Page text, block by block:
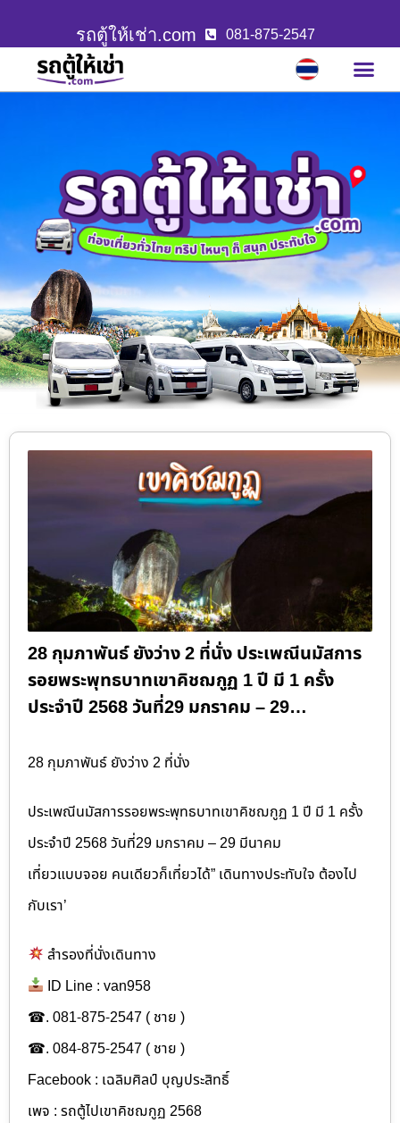
รถตู้ให้เช่า.com 081-875-2547
28 กุมภาพันธ์ ยังว่าง 2 ที่นั่ง ประเพณีนมัสการ
รอยพระพุทธบาทเขาคิชฌกูฏ 1 ปี มี 1 ครั้ง
ประจำปี 2568 วันที่29 มกราคม – 29…
28 กุมภาพันธ์ ยังว่าง 2 ที่นั่ง
ประเพณีนมัสการรอยพระพุทธบาทเขาคิชฌกูฏ 1 ปี มี 1 ครั้ง
ประจำปี 2568 วันที่29 มกราคม – 29 มีนาคม
เที่ยวแบบจอย คนเดียวก็เที่ยวได้” เดินทางประทับใจ ต้องไป
กับเรา’
สำรองที่นั่งเดินทาง
ID Line : van958
☎. 081-875-2547 ( ชาย )
☎. 084-875-2547 ( ชาย )
Facebook : เฉลิมศิลป์ บุญประสิทธิ์
เพจ : รถตู้ไปเขาคิชฌกูฏ 2568